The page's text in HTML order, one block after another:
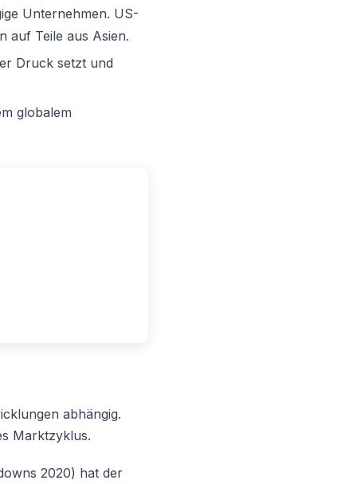
Unternehmen. US-
auf Teile aus Asien.
Druck setzt und
globalem
abhängig.
Marktzyklus.
2020) hat der